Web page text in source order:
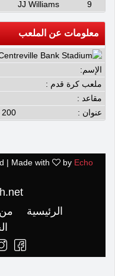
9
JJ Williams
معلومات عن الملعب
الإسم:
ملعب كرة قدم :
مقاعد :
عنوان :
200 Taft Street
| Made with by Echo
الرئيسية